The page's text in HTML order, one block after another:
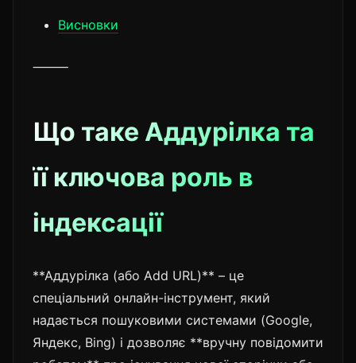
Висновки
⸻
Що таке Аддурілка та
її ключова роль в
індексації
**Аддурілка (або Add URL)** – це
спеціальний онлайн-інструмент, який
надається пошуковими системами (Google,
Яндекс, Bing) і дозволяє **вручну повідомити